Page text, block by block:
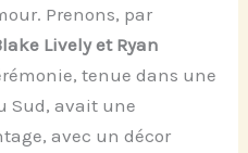
Prenons, par
Lively et Ryan
tenue dans une
Sud, avait une
avec un décor